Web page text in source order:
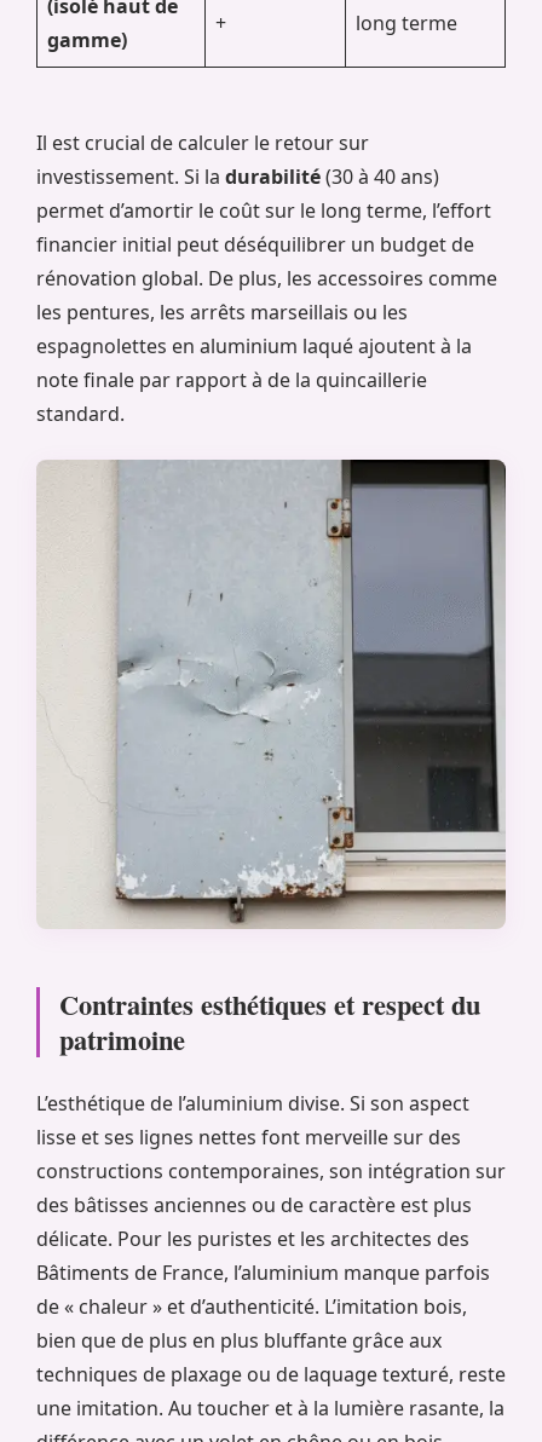
(isolé haut de
gamme)
+
long terme
Il est crucial de calculer le retour sur
investissement. Si la durabilité(30 à 40 ans)
permet d’amortir le coût sur le long terme, l’effort
financier initial peut déséquilibrer un budget de
rénovation global. De plus, les accessoires comme
les pentures, les arrêts marseillais ou les
espagnolettes en aluminium laqué ajoutent à la
note finale par rapport à de la quincaillerie
standard.
Contraintes esthétiques et respect du
patrimoine
L’esthétique de l’aluminium divise. Si son aspect
lisse et ses lignes nettes font merveille sur des
constructions contemporaines, son intégration sur
des bâtisses anciennes ou de caractère est plus
délicate. Pour les puristes et les architectes des
Bâtiments de France, l’aluminium manque parfois
de « chaleur » et d’authenticité. L’imitation bois,
bien que de plus en plus bluffante grâce aux
techniques de plaxage ou de laquage texturé, reste
une imitation. Au toucher et à la lumière rasante, la